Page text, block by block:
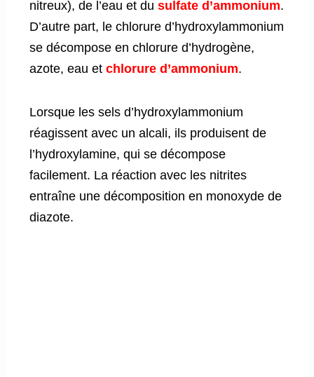
nitreux), de l’eau et du sulfate d’ammonium.
D’autre part, le chlorure d’hydroxylammonium
se décompose en chlorure d’hydrogène,
azote, eau et chlorure d’ammonium.
Lorsque les sels d’hydroxylammonium
réagissent avec un alcali, ils produisent de
l’hydroxylamine, qui se décompose
facilement. La réaction avec les nitrites
entraîne une décomposition en monoxyde de
diazote.